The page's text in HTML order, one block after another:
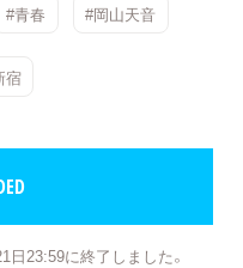
#青春 #岡山天音
宿
日23:59に終了しました。